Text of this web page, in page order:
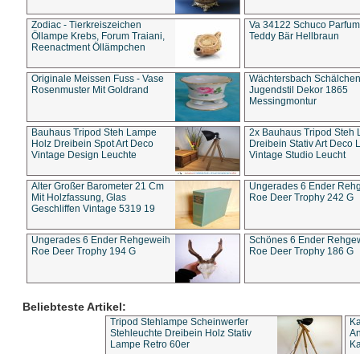
Zodiac - Tierkreiszeichen
Öllampe Krebs, Forum Traiani,
Reenactment Öllämpchen
Va 34122 Schuco
Teddy Bär Hellbraun
Originale Meissen Fuss - Vase
Rosenmuster Mit Goldrand
Wächtersbach Schälchen
Jugendstil Dekor 1865
Messingmontur
Bauhaus Tripod Steh Lampe
Holz Dreibein Spot Art Deco
Vintage Design Leuchte
2x Bauhaus Tripod Steh
Dreibein Stativ Art Deco
Vintage Studio Leucht
Alter Großer Barometer 21 Cm
Mit Holzfassung, Glas
Geschliffen Vintage 5319 19
Ungerades 6 Ender
Roe Deer Trophy 242 G
Ungerades 6 Ender Rehgeweih
Roe Deer Trophy 194 G
Schönes 6 Ender
Roe Deer Trophy 186 G
Beliebteste Artikel:
Tripod Stehlampe Scheinwerfer
Stehleuchte Dreibein Holz Stativ
Lampe Retro 60er